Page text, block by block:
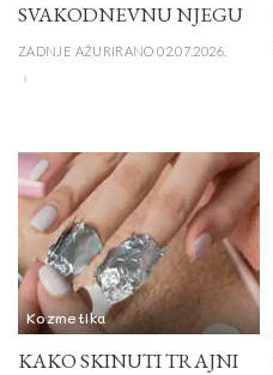
SVAKODNEVNU NJEGU
ZADNJE AŽURIRANO 02.07.2026.
Kozmetika
KAKO SKINUTI TRAJNI